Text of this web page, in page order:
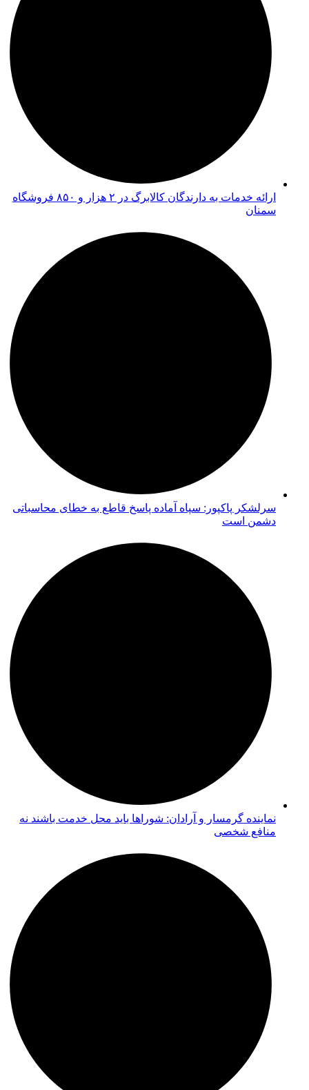
ارائه خدمات به دارندگان کالابرگ در ۲ هزار و ۸۵۰ فروشگاه
سمنان
سرلشکر پاکپور: سپاه آماده پاسخ قاطع به خطای محاسباتی
دشمن است
نماینده گرمسار و آرادان: شوراها باید محل خدمت باشند نه
منافع شخصی